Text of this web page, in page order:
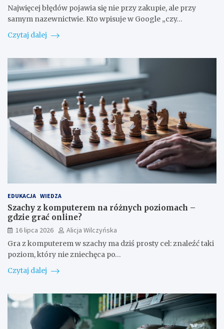
Najwięcej błędów pojawia się nie przy zakupie, ale przy
samym nazewnictwie. Kto wpisuje w Google „czy…
Czytaj dalej
EDUKACJA WIEDZA
Szachy z komputerem na różnych poziomach –
gdzie grać online?
16 lipca 2026
Alicja Wilczyńska
Gra z komputerem w szachy ma dziś prosty cel: znaleźć taki
poziom, który nie zniechęca po…
Czytaj dalej